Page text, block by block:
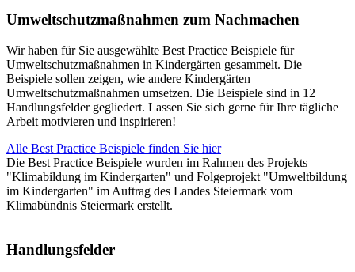
Umweltschutzmaßnahmen zum Nachmachen
Wir haben für Sie ausgewählte Best Practice Beispiele für
Umweltschutzmaßnahmen in Kindergärten gesammelt. Die
Beispiele sollen zeigen, wie andere Kindergärten
Umweltschutzmaßnahmen umsetzen. Die Beispiele sind in 12
Handlungsfelder gegliedert. Lassen Sie sich gerne für Ihre tägliche
Arbeit motivieren und inspirieren!
Alle Best Practice Beispiele finden Sie hier
Die Best Practice Beispiele wurden im Rahmen des Projekts
"Klimabildung im Kindergarten" und Folgeprojekt "Umweltbildung
im Kindergarten" im Auftrag des Landes Steiermark vom
Klimabündnis Steiermark erstellt.
Handlungsfelder